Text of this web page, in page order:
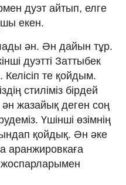
дуэт айтып, елге
екен.
ән. Ән дайын тұр.
дуэтті Заттыбек
те қойдым.
стиліміз бірдей
жазайық деген соң
Үшінші өзімнің
қойдық. Ән әке
аранжировкаға
жоспарларымен